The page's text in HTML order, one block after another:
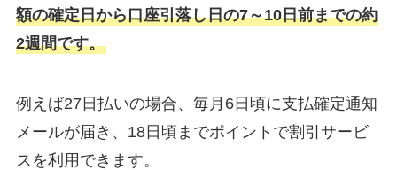
額の確定日から口座引落し日の7～10日前までの約
2週間です。
例えば27日払いの場合、毎月6日頃に支払確定通知
メールが届き、18日頃までポイントで割引サービ
スを利用できます。